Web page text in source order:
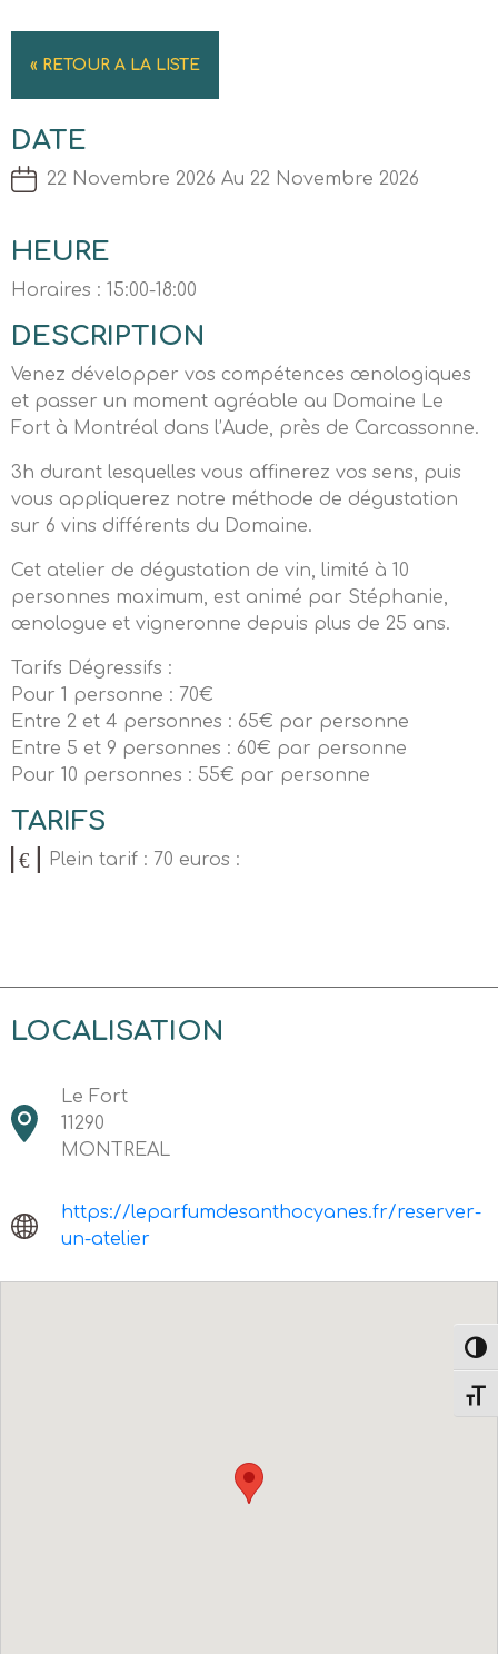
« RETOUR A LA LISTE
DATE
22 Novembre 2026 Au 22 Novembre 2026
HEURE
Horaires : 15:00-18:00
DESCRIPTION
Venez développer vos compétences œnologiques
et passer un moment agréable au Domaine Le
Fort à Montréal dans l’Aude, près de Carcassonne.
3h durant lesquelles vous affinerez vos sens, puis
vous appliquerez notre méthode de dégustation
sur 6 vins différents du Domaine.
Cet atelier de dégustation de vin, limité à 10
personnes maximum, est animé par Stéphanie,
œnologue et vigneronne depuis plus de 25 ans.
Tarifs Dégressifs :
Pour 1 personne : 70€
Entre 2 et 4 personnes : 65€ par personne
Entre 5 et 9 personnes : 60€ par personne
Pour 10 personnes : 55€ par personne
TARIFS
Plein tarif : 70 euros :
LOCALISATION
Le Fort
11290
MONTREAL
https://leparfumdesanthocyanes.fr/reserver-
un-atelier